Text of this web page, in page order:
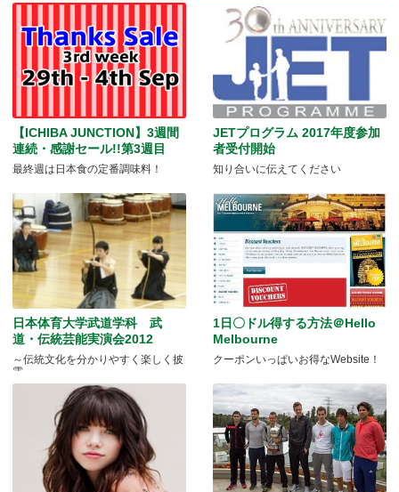
【ICHIBA JUNCTION】3週間
連続・感謝セール!!第3週目
最終週は日本食の定番調味料！
JETプログラム 2017年度参加
者受付開始
知り合いに伝えてください
日本体育大学武道学科 武
道・伝統芸能実演会2012
～伝統文化を分かりやすく楽しく披
露～
1日〇ドル得する方法＠Hello
Melbourne
クーポンいっぱいお得なWebsite！